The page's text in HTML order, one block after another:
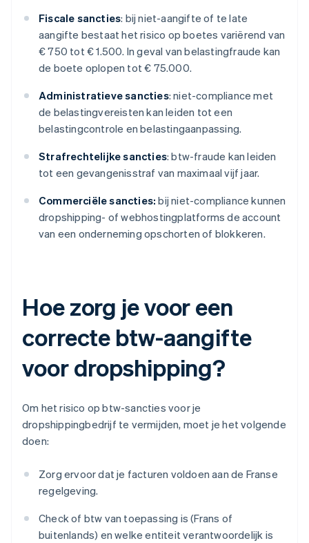
Fiscale sancties: bij niet-aangifte of te late
aangifte bestaat het risico op boetes variërend van
€ 750 tot € 1.500. In geval van belastingfraude kan
de boete oplopen tot € 75.000.
Administratieve sancties: niet-compliance met
de belastingvereisten kan leiden tot een
belastingcontrole en belastingaanpassing.
Strafrechtelijke sancties: btw-fraude kan leiden
tot een gevangenisstraf van maximaal vijf jaar.
Commerciële sancties: bij niet-compliance kunnen
dropshipping- of webhostingplatforms de account
van een onderneming opschorten of blokkeren.
Hoe zorg je voor een
correcte btw-aangifte
voor dropshipping?
Om het risico op btw-sancties voor je
dropshippingbedrijf te vermijden, moet je het volgende
doen:
Zorg ervoor dat je facturen voldoen aan de Franse
regelgeving.
Check of btw van toepassing is (Frans of
buitenlands) en welke entiteit verantwoordelijk is